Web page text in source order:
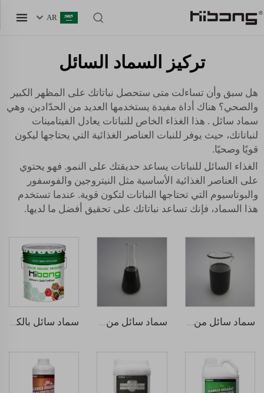
AR
تركيز السماد السائل
هل سبق وأن تساءلت متى ستحصل نباتاتك على المظهر الكبير
والصحي؟ هناك أداة مفيدة يستخدمها العديد من الحدّادين، وهي
سماد سائل . هذا الغذاء الخاص للنباتات يعادل الفيتامينات
لنباتاتك، حيث يوفر للنبات العناصر الغذائية التي يحتاجها ليكون
قويًا وصحيًا.
الغذاء السائل للنباتات يساعد حديقتك على النمو. فهو يحتوي
على العناصر الغذائية الأساسية مثل النيتروجين والفوسفور
والبوتاسيوم التي تحتاجها النباتات لتكون قوية. عندما تستخدم
هذا السماد، فإنك تساعد نباتاتك على تحقيق أفضل ما لديها.
سماد سائل من الحمض الهيومي سماد سائل من الأحماض الأمينية سماد سائل بالكيتوزان